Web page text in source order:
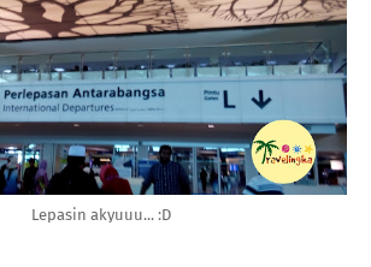
Lepasin akyuuu... :D